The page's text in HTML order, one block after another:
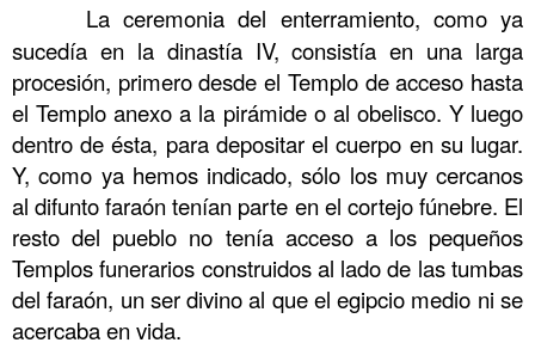
La ceremonia del enterramiento, como ya
sucedía en la dinastía IV, consistía en una larga
procesión, primero desde el Templo de acceso hasta
el Templo anexo a la pirámide o al obelisco. Y luego
dentro de ésta, para depositar el cuerpo en su lugar.
Y, como ya hemos indicado, sólo los muy cercanos
al difunto faraón tenían parte en el cortejo fúnebre. El
resto del pueblo no tenía acceso a los pequeños
Templos funerarios construidos al lado de las tumbas
del faraón, un ser divino al que el egipcio medio ni se
acercaba en vida.